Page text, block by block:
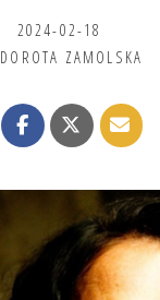
2024-02-18
DOROTA ZAMOLSKA